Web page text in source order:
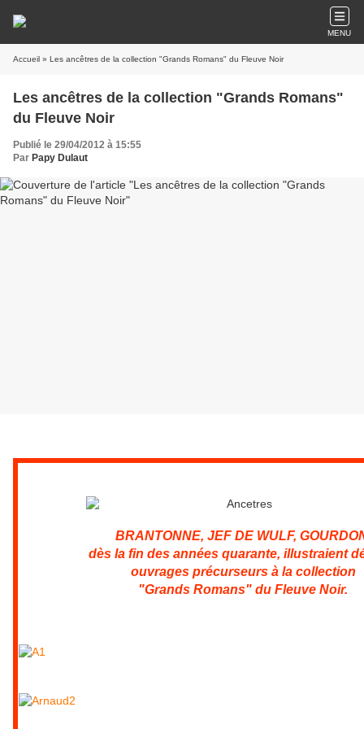
MENU
Accueil » Les ancêtres de la collection "Grands Romans" du Fleuve Noir
Les ancêtres de la collection "Grands Romans"
du Fleuve Noir
Publié le 29/04/2012 à 15:55
Par Papy Dulaut
BRANTONNE, JEF DE WULF,
dès la fin des années quarante, illustraient
ouvrages précurseurs à la collection
"Grands Romans" du Fleuve Noir.